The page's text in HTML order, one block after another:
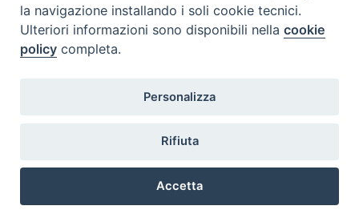
Ufficio Amministrativo, Ufficio Economato)
la navigazione installando i soli cookie tecnici.
Ulteriori informazioni sono disponibili nellacookie
policy completa.
Personalizza
Rifiuta
Accetta